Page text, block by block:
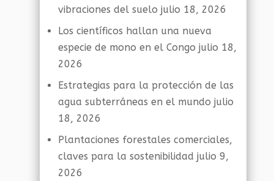
vibraciones del suelo julio 18, 2026
Los científicos hallan una nueva
especie de mono en el Congo julio 18,
2026
Estrategias para la protección de las
agua subterráneas en el mundo julio
18, 2026
Plantaciones forestales comerciales,
claves para la sostenibilidad julio 9,
2026